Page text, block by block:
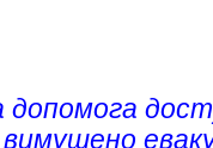
допомога